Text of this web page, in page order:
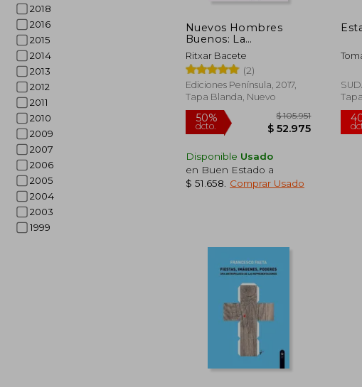
2018
2016
2015
2014
2013
2012
2011
2010
2009
2007
2006
2005
2004
2003
1999
Nuevos Hombres
Buenos: La
Masculinidad en la era
del Feminismo
(Atalaya)
Ritxar Bacete
(2)
Ediciones Península, 2017,
Tapa Blanda, Nuevo
50%
Disponible Usado
en Buen Estado a
$ 51.658
Comprar Usado